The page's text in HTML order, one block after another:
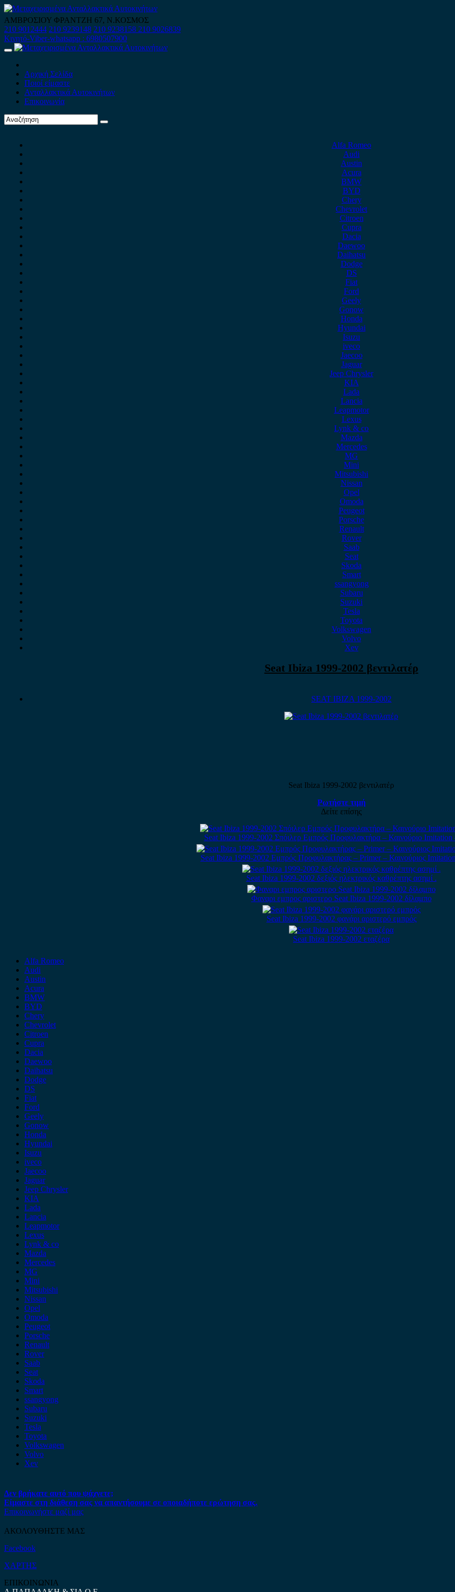
Skip
to
content
ΑΜΒΡΟΣΙΟΥ ΦΡΑΝΤΖΗ 67, Ν.ΚΟΣΜΟΣ
210 9012444 210 9239148 210 9238158 210 9026839
Κινητό-Viber-whatsapp : 6980507900
Primary
Αρχική Σελίδα
Ποιοί είμαστε
Ανταλλακτικά Αυτοκινήτων
Επικοινωνία
Alfa Romeo
Audi
Austin
Acura
BMW
BYD
Chery
Chevrolet
Citroen
Cupra
Dacia
Daewoo
Daihatsu
Dodge
DS
Fiat
Ford
Geely
Gonow
Honda
Hyundai
Isuzu
iveco
Jaecoo
Jaguar
Jeep Chrysler
KIA
Lada
Lancia
Leapmotor
Lexus
Lynk & co
Mazda
Mercedes
MG
Mini
Mitsubishi
Nissan
Opel
Omoda
Peugeot
Porsche
Renault
Rover
Saab
Seat
Skoda
Smart
ssangyong
Subaru
Suzuki
Tesla
Toyota
Volkswagen
Volvo
Xev
Seat Ibiza 1999-2002 βεντιλατέρ
SEAT IBIZA 1999-2002
Seat Ibiza 1999-2002 βεντιλατέρ
Ρωτήστε τιμή
Δείτε επίσης
Seat Ibiza 1999-2002 Σπόιλερ Εμπρός Προφυλακτήρα – Καινούριο Imitation
Seat Ibiza 1999-2002 Εμπρός Προφυλακτήρας – Primer – Καινούριος
Seat Ibiza 1999-2002 δεξιός ηλεκτρικός καθρέπτης ασημί .
Φαναρι εμπρος αριστερο Seat Ibiza 1999-2002 δίλαμπο
Seat Ibiza 1999-2002 φανάρι αριστερό εμπρός
Seat Ibiza 1999-2002 εταζέρα
Alfa Romeo
Audi
Austin
Acura
BMW
BYD
Chery
Chevrolet
Citroen
Cupra
Dacia
Daewoo
Daihatsu
Dodge
DS
Fiat
Ford
Geely
Gonow
Honda
Hyundai
Isuzu
iveco
Jaecoo
Jaguar
Jeep Chrysler
KIA
Lada
Lancia
Leapmotor
Lexus
Lynk & co
Mazda
Mercedes
MG
Mini
Mitsubishi
Nissan
Opel
Omoda
Peugeot
Porsche
Renault
Rover
Saab
Seat
Skoda
Smart
ssangyong
Subaru
Suzuki
Tesla
Toyota
Volkswagen
Volvo
Xev
Δεν βρήκατε αυτό που ψάχνετε;
Είμαστε στη διάθεση σας να απαντήσουμε σε οποιαδήποτε ερώτηση σας.
Επικοινωνήστε μαζί μας
ΑΚΟΛΟΥΘΗΣΤΕ ΜΑΣ
Facebook
ΧΑΡΤΗΣ
ΕΠΙΚΟΙΝΩΝΙΑ